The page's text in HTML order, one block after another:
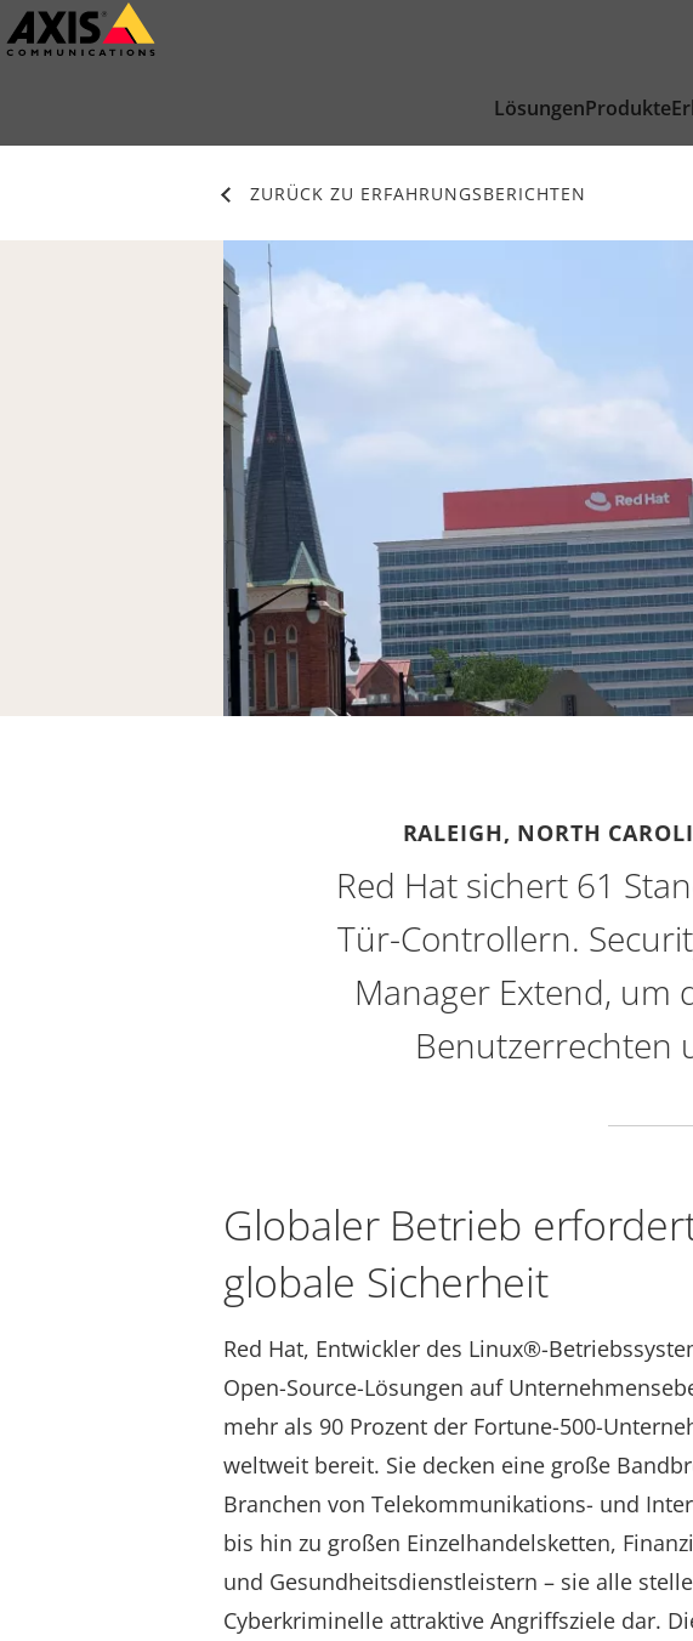
Zum
Hauptinhalt
LösungenProdukte
ZURÜCK ZU ERFAHRUNGSBERICHTEN
RALEIGH, NORTH
Red Hat sichert 61
Tür-Controllern.
Manager Extend, um
Benutzerrechten
Globaler Betrieb
globale Sicherheit
Red Hat, Entwickler des Linux®-
Open-Source-Lösungen auf
mehr als 90 Prozent der Fortune-500-
weltweit bereit. Sie decken eine große
Branchen von Telekommunikations- und
bis hin zu großen Einzelhandelsketten,
und Gesundheitsdienstleistern – sie alle
Cyberkriminelle attraktive Angriffsziele dar.